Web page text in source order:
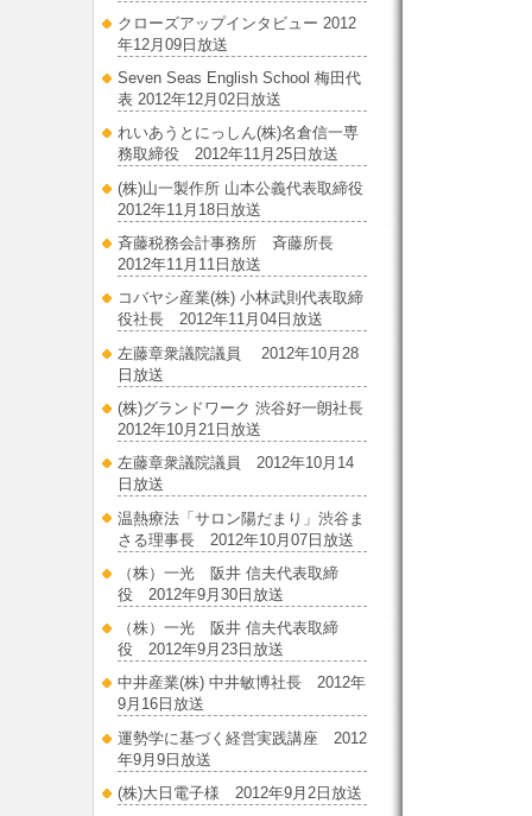
クローズアップインタビュー 2012
年12月09日放送
Seven Seas English School 梅田代
表 2012年12月02日放送
れいあうとにっしん(株)名倉信一専
務取締役 2012年11月25日放送
(株)山一製作所 山本公義代表取締役
2012年11月18日放送
斉藤税務会計事務所 斉藤所長
2012年11月11日放送
コバヤシ産業(株) 小林武則代表取締
役社長 2012年11月04日放送
左藤章衆議院議員 2012年10月28
日放送
(株)グランドワーク 渋谷好一朗社長
2012年10月21日放送
左藤章衆議院議員 2012年10月14
日放送
温熱療法「サロン陽だまり」渋谷ま
さる理事長 2012年10月07日放送
（株）一光 阪井 信夫代表取締
役 2012年9月30日放送
（株）一光 阪井 信夫代表取締
役 2012年9月23日放送
中井産業(株) 中井敏博社長 2012年
9月16日放送
運勢学に基づく経営実践講座 2012
年9月9日放送
(株)大日電子様 2012年9月2日放送